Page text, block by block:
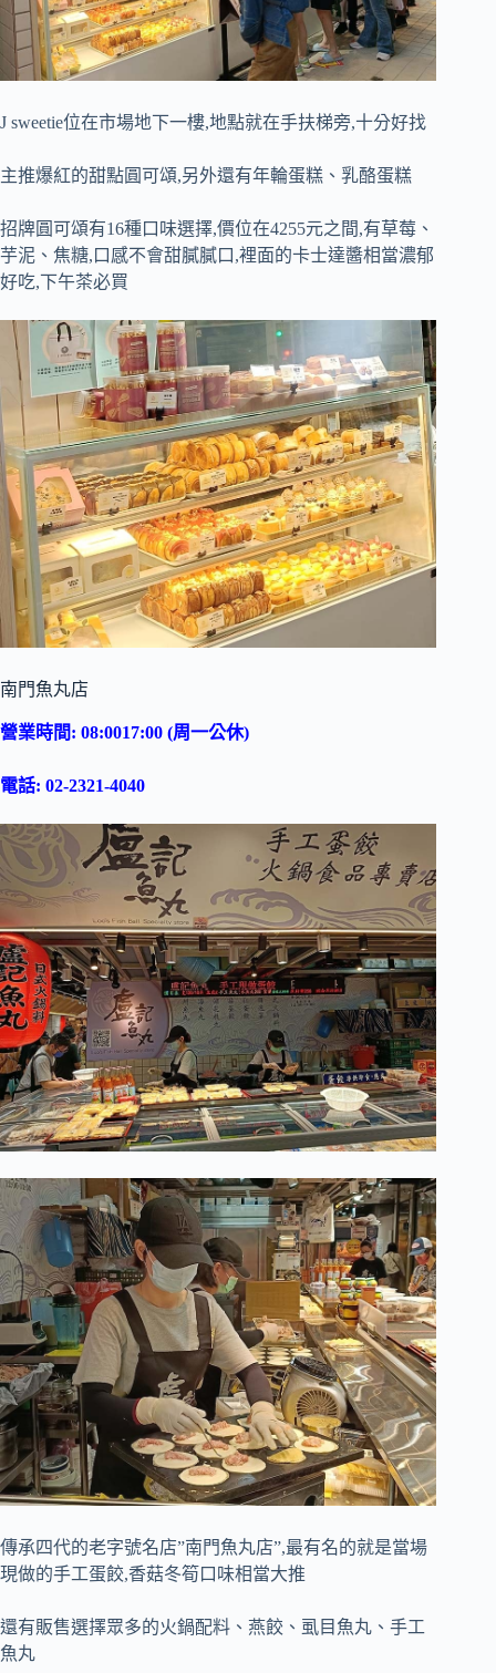
J sweetie位在市場地下一樓,地點就在手扶梯旁,十分好找
主推爆紅的甜點圓可頌,另外還有年輪蛋糕、乳酪蛋糕
招牌圓可頌有16種口味選擇,價位在4255元之間,有草莓、
芋泥、焦糖,口感不會甜膩膩口,裡面的卡士達醬相當濃郁
好吃,下午茶必買
南門魚丸店
營業時間: 08:0017:00 (周一公休)
電話: 02-2321-4040
傳承四代的老字號名店”南門魚丸店”,最有名的就是當場
現做的手工蛋餃,香菇冬筍口味相當大推
還有販售選擇眾多的火鍋配料、燕餃、虱目魚丸、手工
魚丸